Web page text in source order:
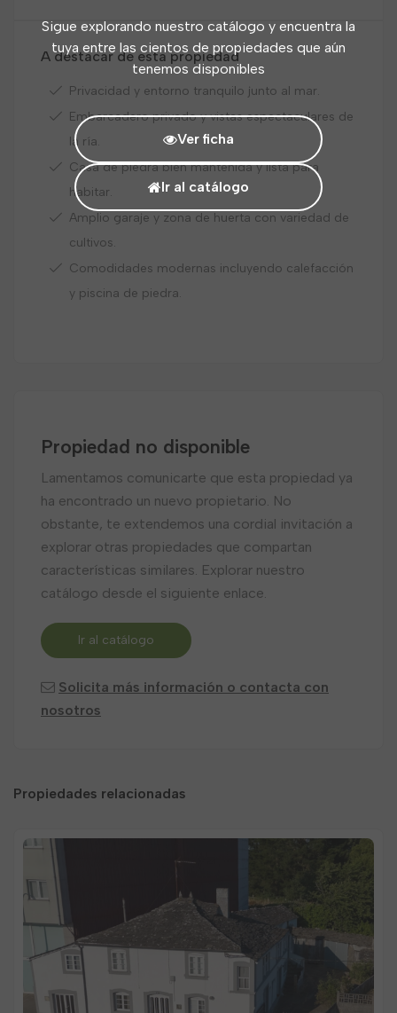
Sigue explorando nuestro catálogo y encuentra la
tuya entre las cientos de propiedades que aún
tenemos disponibles
Ver ficha
Ir al catálogo
A destacar de esta propiedad
Privacidad y entorno tranquilo junto al mar.
Embarcadero privado y vistas espectaculares de
la ría.
Casa de piedra bien mantenida y lista para
habitar.
Amplio garaje y zona de huerta con variedad de
cultivos.
Comodidades modernas incluyendo calefacción
y piscina de piedra.
Propiedad no disponible
Lamentamos comunicarte que esta propiedad ya
ha encontrado un nuevo propietario. No
obstante, te extendemos una cordial invitación a
explorar otras propiedades que compartan
características similares. Explorar nuestro
catálogo desde el siguiente enlace.
Ir al catálogo
Solicita más información o contacta con
nosotros
Propiedades relacionadas